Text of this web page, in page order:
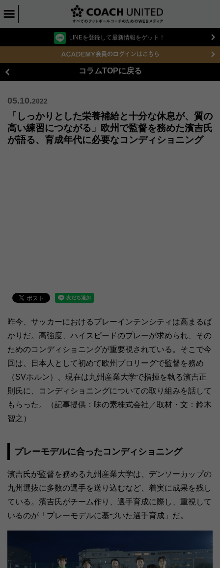
LINEを登録して最新情報をゲット！
コラムTOPに戻る
05.10.2022
「しっかりとした栄養補給と十分な休息が、質の
高い練習につながる」欧州で監督を務めた濱吉氏
が語る、育成年代に必要なコンディショニング
昨今、サッカーにおけるプレーインテンシティは高まるば
かりだ。高強度、ハイスピードのプレーが求められ、その
ためのコンディショニングが重要視されている。そこで今
回は、日本人として初めて欧州プロリーグで監督を務め
（SVホルン）、現在は九州産業大学で指揮を執る濱吉正
則氏に、コンディショニングについての取り組みを話して
もらった。（記事提供：味の素株式会社／取材・文：鈴木
智之）
プレーモデルに合ったコンディショニング
濱吉氏が監督を務める九州産業大学は、デンソーカップの
九州選抜に多数の選手を送り込むなど、着実に成果を残し
ている。濱吉氏がチーム作り、選手育成に際し、重視して
いるのが「プレーモデルに基づいた選手育成」だ。